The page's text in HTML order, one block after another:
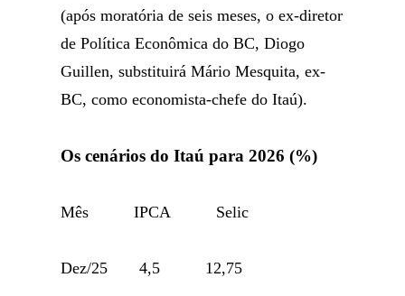
(após moratória de seis meses, o ex-diretor
de Política Econômica do BC, Diogo
Guillen, substituirá Mário Mesquita, ex-
BC, como economista-chefe do Itaú).
Os cenários do Itaú para 2026 (%)
Mês IPCA Selic
Dez/25 4,5 12,75